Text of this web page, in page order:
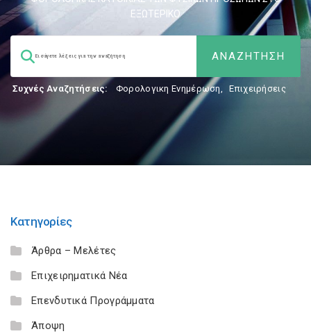
ΕΞΩΤΕΡΙΚΟ
Συχνές Αναζητήσεις: Φορολογικη Ενημέρωση, Επιχειρήσεις
Κατηγορίες
Άρθρα – Μελέτες
Επιχειρηματικά Νέα
Επενδυτικά Προγράμματα
Άποψη